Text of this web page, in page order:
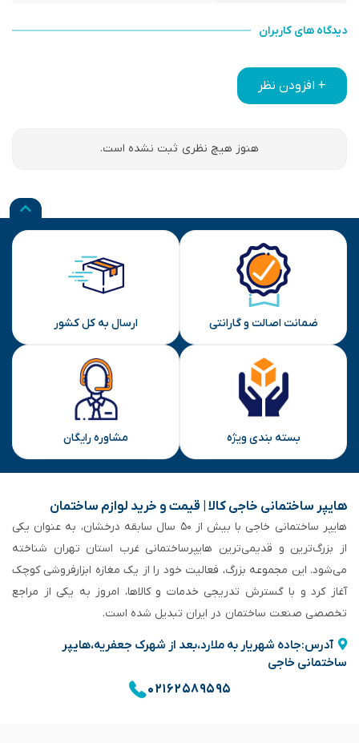
دیدگاه های کاربران
+ افزودن نظر
هنوز هیچ نظری ثبت نشده است.
ضمانت اصالت و گارانتی ارسال به کل کشور
بسته بندی ویژه مشاوره رایگان
هایپر ساختمانی خاجی‌ کالا | قیمت و خرید لوازم ساختمان
هایپر ساختمانی خاجی‌ با بیش از ۵۰ سال سابقه‌ درخشان، به عنوان یکی
از بزرگ‌ترین و قدیمی‌ترین هایپرساختمانی‌ غرب استان تهران شناخته
می‌شود. این مجموعه بزرگ، فعالیت خود را از یک مغازه ابزارفروشی کوچک
آغاز کرد و با گسترش تدریجی خدمات و کالاها، امروز به یکی از مراجع
تخصصی صنعت ساختمان در ایران تبدیل شده است.
آدرس:جاده شهریار به ملارد،بعد از شهرک جعفریه،هایپر
ساختمانی خاجی
۰۲۱۶۲۵۸۹۵۹۵